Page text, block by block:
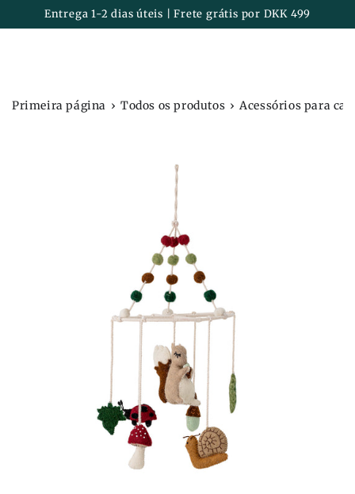
IR PARA O
CONTEÚDO
Entrega 1-2 dias úteis | Frete grátis por DKK 499
Primeira página › Todos os produtos › Acessórios para